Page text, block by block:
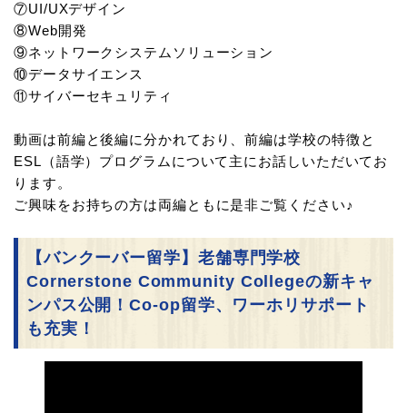
⑦UI/UXデザイン
⑧Web開発
⑨ネットワークシステムソリューション
⑩データサイエンス
⑪サイバーセキュリティ
動画は前編と後編に分かれており、前編は学校の特徴と
ESL（語学）プログラムについて主にお話しいただいてお
ります。
ご興味をお持ちの方は両編ともに是非ご覧ください♪
【バンクーバー留学】老舗専門学校
Cornerstone Community Collegeの新キャ
ンパス公開！Co-op留学、ワーホリサポート
も充実！